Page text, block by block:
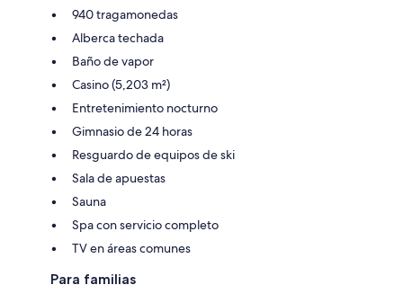
940 tragamonedas
Alberca techada
Baño de vapor
Casino (5,203 m²)
Entretenimiento nocturno
Gimnasio de 24 horas
Resguardo de equipos de ski
Sala de apuestas
Sauna
Spa con servicio completo
TV en áreas comunes
Para familias